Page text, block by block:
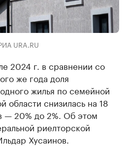
URA.RU
2024 г. в сравнении со
же года доля
жилья по семейной
области снизилась на 18
— 20% до 2%. Об этом
риелторской
Хусаинов.